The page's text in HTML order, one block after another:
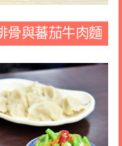
骨與蕃茄牛肉麵